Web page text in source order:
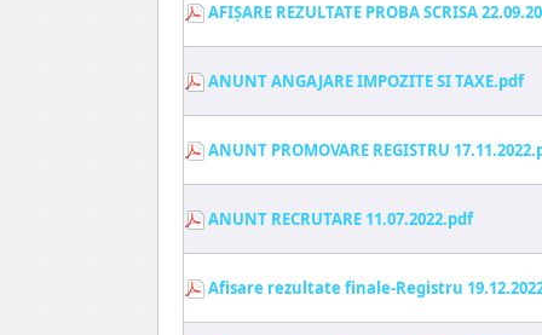
AFIŞARE REZULTATE PROBA SCRISA
ANUNT ANGAJARE IMPOZITE SI TAXE.pdf
ANUNT PROMOVARE REGISTRU
ANUNT RECRUTARE 11.07.2022.pdf
Afisare rezultate finale-Registru